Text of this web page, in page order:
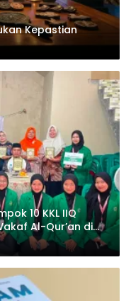
Kepastian
10 KKL IIQ
Al-Qur’an di